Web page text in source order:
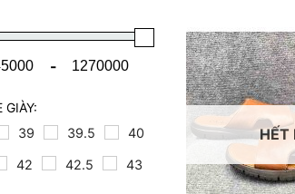
-
GIÀY:
39 39.5 40
42 42.5 43
HẾT